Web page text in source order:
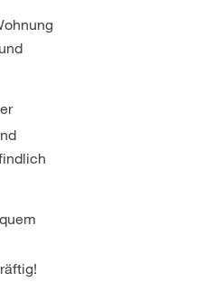
und